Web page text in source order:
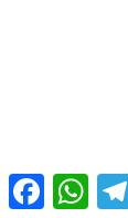
Facebook